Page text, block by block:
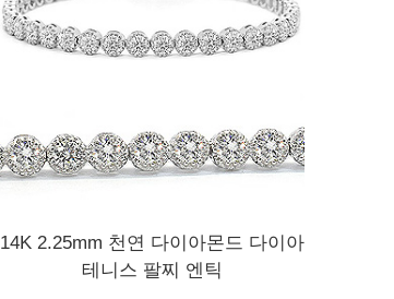
14K 2.25mm 천연 다이아몬드 다이아
테니스 팔찌 엔틱